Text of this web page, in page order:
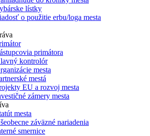
lístky
o použitie erbu/loga mesta
primátora
kontrolór
mesta
mestá
EU a rozvoj mesta
zámery mesta
mesta
záväzné nariadenia
smernice